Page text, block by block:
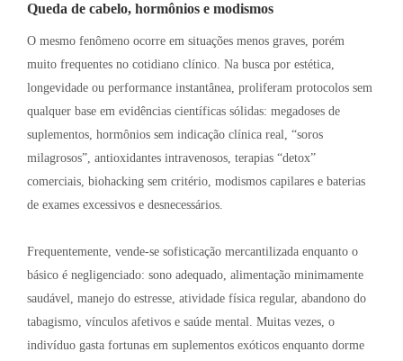
Queda de cabelo, hormônios e modismos
O mesmo fenômeno ocorre em situações menos graves, porém
muito frequentes no cotidiano clínico. Na busca por estética,
longevidade ou performance instantânea, proliferam protocolos sem
qualquer base em evidências científicas sólidas: megadoses de
suplementos, hormônios sem indicação clínica real, “soros
milagrosos”, antioxidantes intravenosos, terapias “detox”
comerciais, biohacking sem critério, modismos capilares e baterias
de exames excessivos e desnecessários.
Frequentemente, vende-se sofisticação mercantilizada enquanto o
básico é negligenciado: sono adequado, alimentação minimamente
saudável, manejo do estresse, atividade física regular, abandono do
tabagismo, vínculos afetivos e saúde mental. Muitas vezes, o
indivíduo gasta fortunas em suplementos exóticos enquanto dorme